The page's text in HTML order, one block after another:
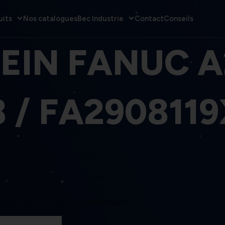
Nos cataloguesBec Industrie ContactConseils
FANUC
/